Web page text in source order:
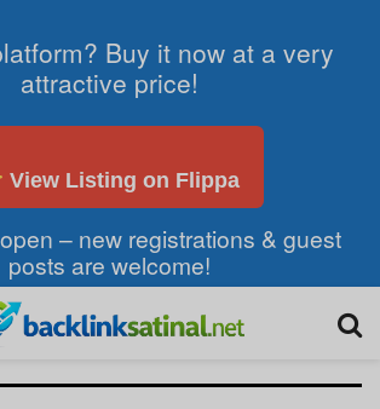
Buy it now at a very
attractive price!
View Listing on Flippa
– new registrations & guest
posts are welcome!